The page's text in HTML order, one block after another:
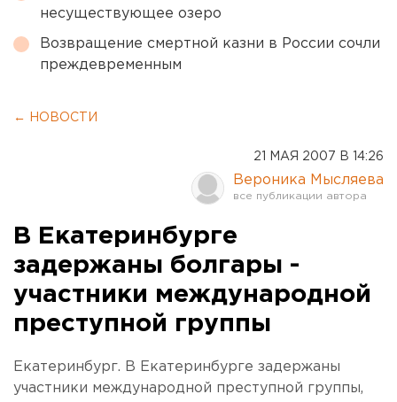
несуществующее озеро
Возвращение смертной казни в России сочли
преждевременным
← НОВОСТИ
21 МАЯ 2007 В 14:26
Вероника Мысляева
В Екатеринбурге
задержаны болгары -
участники международной
преступной группы
Екатеринбург. В Екатеринбурге задержаны
участники международной преступной группы,